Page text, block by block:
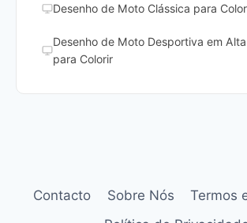
Desenho de Moto Clássica para
Desenho de Moto Desportiva em
para Colorir
Contacto Sobre Nós
Termos